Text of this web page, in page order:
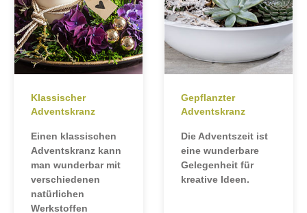
Klassischer
Adventskranz
Einen klassischen
Adventskranz kann
man wunderbar mit
verschiedenen
natürlichen
Werkstoffen
Gepflanzter
Adventskranz
Die Adventszeit ist
eine wunderbare
Gelegenheit für
kreative Ideen.